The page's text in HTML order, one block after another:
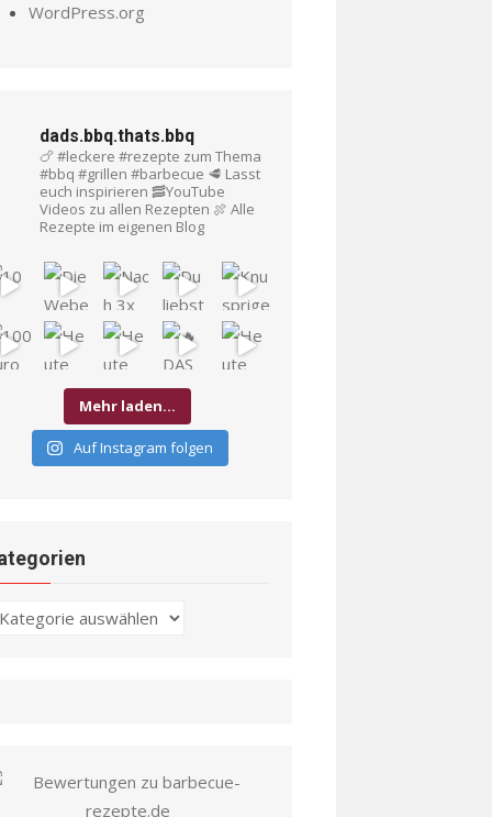
WordPress.org
dads.bbq.thats.bbq
🍗 #leckere #rezepte zum Thema
#bbq #grillen #barbecue 🥩 Lasst
euch inspirieren 🥓YouTube
Videos zu allen Rezepten 🍖 Alle
Rezepte im eigenen Blog
Mehr laden…
Auf Instagram folgen